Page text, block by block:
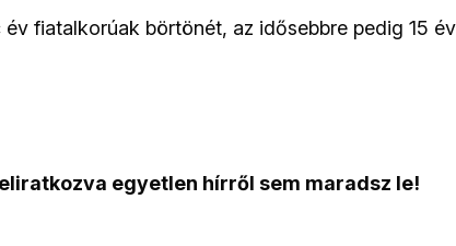
fiatalkorúak börtönét, az idősebbre pedig 15 év
egyetlen hírről sem maradsz le!